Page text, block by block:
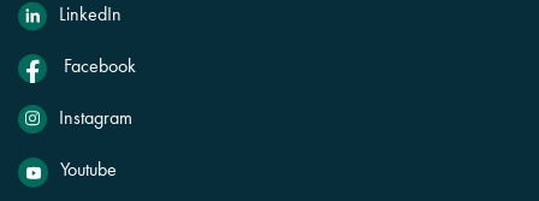
LinkedIn
Facebook
Instagram
Youtube